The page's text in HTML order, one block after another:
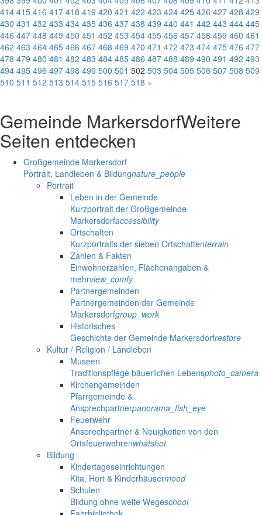
414 415 416 417 418 419 420 421 422 423 424 425 426 427 428 429
430 431 432 433 434 435 436 437 438 439 440 441 442 443 444 445
446 447 448 449 450 451 452 453 454 455 456 457 458 459 460 461
462 463 464 465 466 467 468 469 470 471 472 473 474 475 476 477
478 479 480 481 482 483 484 485 486 487 488 489 490 491 492 493
494 495 496 497 498 499 500 501 502 503 504 505 506 507 508 509
510 511 512 513 514 515 516 517 518 »
Gemeinde MarkersdorfWeitere
Seiten entdecken
Großgemeinde Markersdorf
Portrait, Landleben & Bildungnature_people
Portrait
Leben in der Gemeinde
Kurzportrait der Großgemeinde
Markersdorfaccessibility
Ortschaften
Kurzportraits der sieben Ortschaftenterrain
Zahlen & Fakten
Einwohnerzahlen, Flächenangaben &
mehrview_comfy
Partnergemeinden
Partnergemeinden der Gemeinde
Markersdorfgroup_work
Historisches
Geschichte der Gemeinde Markersdorfrestore
Kultur / Religion / Landleben
Museen
Traditionspflege bäuerlichen Lebensphoto_camera
Kirchengemeinden
Pfarrgemeinde &
Ansprechpartnerpanorama_fish_eye
Feuerwehr
Ansprechpartner & Neuigkeiten von den
Ortsfeuerwehrenwhatshot
Bildung
Kindertageseinrichtungen
Kita, Hort & Kinderhäusermood
Schulen
Bildung ohne weite Wegeschool